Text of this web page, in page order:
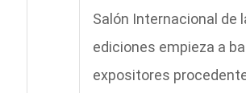
Salón Internacional de
ediciones empieza a
expositores